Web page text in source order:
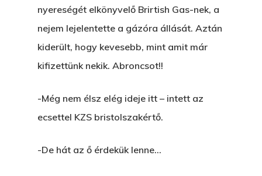
nyereségét elkönyvelő Brirtish Gas-nek, a
nejem lejelentette a gázóra állását. Aztán
kiderült, hogy kevesebb, mint amit már
kifizettünk nekik. Abroncsot!!
-Még nem élsz elég ideje itt – intett az
ecsettel KZS bristolszakértő.
-De hát az ő érdekük lenne…